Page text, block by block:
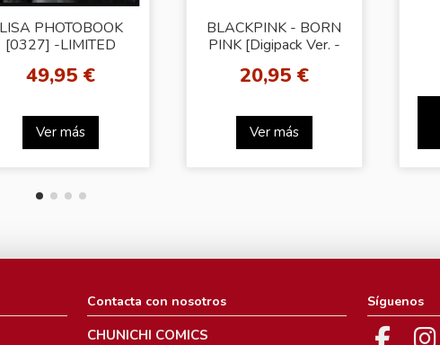
LISA PHOTOBOOK
[0327] -LIMITED
49,95 €
Ver más
BLACKPINK - BORN
PINK [Digipack Ver. -
20,95 €
Ver más
Contacta con nosotros
CHUNICHI COMICS
Síguenos